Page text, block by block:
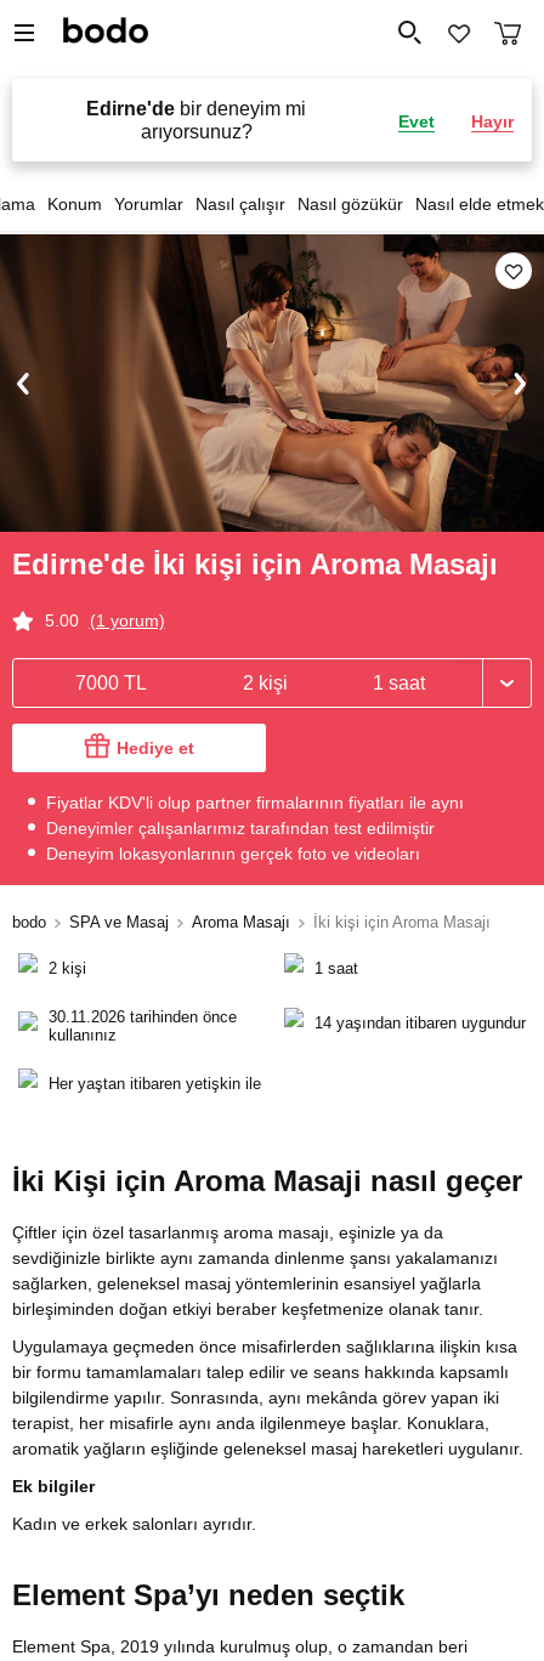
Edirne'de bir deneyim mi
arıyorsunuz?
Evet Hayır
Konum Yorumlar Nasıl çalışır Nasıl gözükür Nasıl elde etmek
Edirne'de İki kişi için Aroma Masajı
5.00 (1 yorum)
7000 TL 2 kişi 1 saat
Hediye et
Fiyatlar KDV'li olup partner firmalarının fiyatları ile aynı
Deneyimler çalışanlarımız tarafından test edilmiştir
Deneyim lokasyonlarının gerçek foto ve videoları
bodo SPA ve Masaj Aroma Masajı İki kişi için Aroma Masajı
2 kişi 1 saat
30.11.2026 tarihinden önce
kullanınız
14 yaşından itibaren uygundur
Her yaştan itibaren yetişkin ile
İki Kişi için Aroma Masajі nasıl geçer
Çiftler için özel tasarlanmış aroma masajı, eşinizle ya da
sevdiğinizle birlikte aynı zamanda dinlenme şansı yakalamanızı
sağlarken, geleneksel masaj yöntemlerinin esansiyel yağlarla
birleşiminden doğan etkiyi beraber keşfetmenize olanak tanır.
Uygulamaya geçmeden önce misafirlerden sağlıklarına ilişkin kısa
bir formu tamamlamaları talep edilir ve seans hakkında kapsamlı
bilgilendirme yapılır. Sonrasında, aynı mekânda görev yapan iki
terapist, her misafirle aynı anda ilgilenmeye başlar. Konuklara,
aromatik yağların eşliğinde geleneksel masaj hareketleri uygulanır.
Ek bilgiler
Kadın ve erkek salonları ayrıdır.
Element Spa’yı neden seçtik
Element Spa, 2019 yılında kurulmuş olup, o zamandan beri